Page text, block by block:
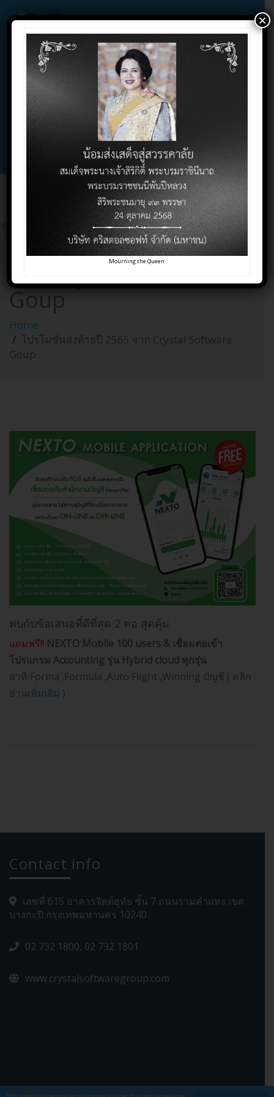
02-732-1900 , 02-732-1800 , 086-325-9004
Contact Click Support Click
Toggle
โปรโมชั่นส่งท้ายปี 2565
จาก Crystal Software
Goup
Home
โปรโมชั่นส่งท้ายปี 2565 จาก Crystal Software
Goup
พบกับข้อเสนอที่ดีที่สุด 2 ต่อ สุดคุ้ม
แถมฟรี!! NEXTO Mobile 100 users & เชื่อมต่อเข้า
โปรแกรม Accounting รุ่น Hybrid cloud ทุกรุ่น
อาทิ Forma ,Formula ,Auto Flight ,Winning บัญชี ( คลิก
อ่านเพิ่มเติม )
Contact info
เลขที่ 615 อาคารจิตต์อุทัย ชั้น 7 ถนนรามคำแหง เขต
บางกะปิ กรุงเทพมหานคร 10240
02 732 1800, 02 732 1801
www.crystalsoftwaregroup.com
Mourning the Queen
×